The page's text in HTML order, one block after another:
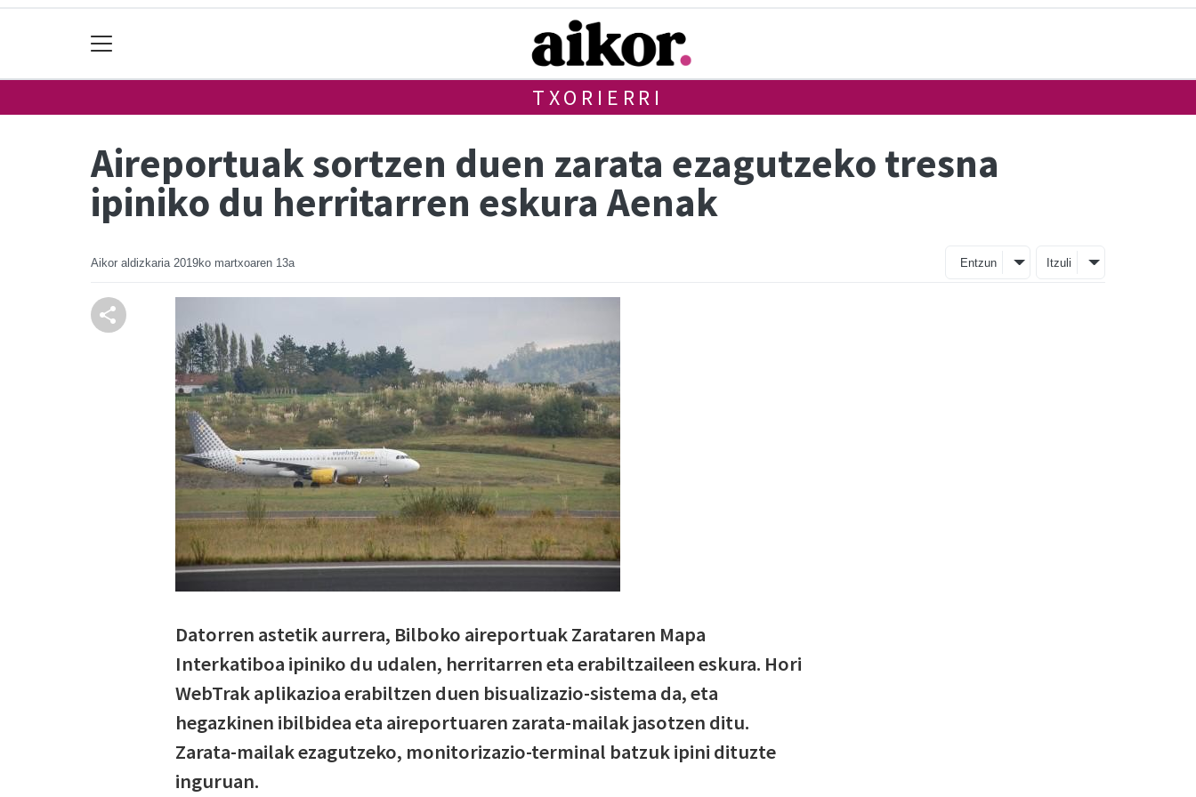
TXORIERRI
Aireportuak sortzen duen zarata ezagutzeko tresna
ipiniko du herritarren eskura Aenak
Aikor aldizkaria 2019ko martxoaren 13a Entzun Itzuli
Datorren astetik aurrera, Bilboko aireportuak Zarataren Mapa
Interkatiboa ipiniko du udalen, herritarren eta erabiltzaileen eskura. Hori
WebTrak aplikazioa erabiltzen duen bisualizazio-sistema da, eta
hegazkinen ibilbidea eta aireportuaren zarata-mailak jasotzen ditu.
Zarata-mailak ezagutzeko, monitorizazio-terminal batzuk ipini dituzte
inguruan.